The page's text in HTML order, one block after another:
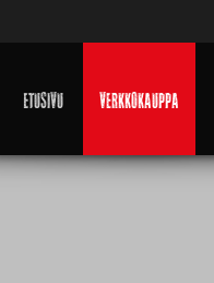
Etusivu Verkkokauppa